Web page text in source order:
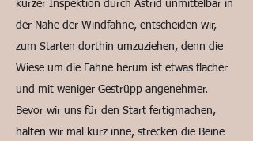
kurzer Inspektion durch Astrid unmittelbar in
der Nähe der Windfahne, entscheiden wir,
zum Starten dorthin umzuziehen, denn die
Wiese um die Fahne herum ist etwas flacher
und mit weniger Gestrüpp angenehmer.
Bevor wir uns für den Start fertigmachen,
halten wir mal kurz inne, strecken die Beine